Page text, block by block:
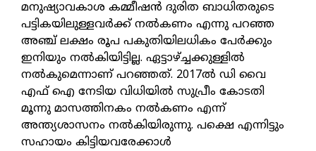
മനുഷ്യാവകാശ കമ്മീഷൻ ദുരിത ബാധിതരുടെ
പട്ടികയിലുള്ളവർക്ക് നൽകണം എന്നു പറഞ്ഞ
അഞ്ച് ലക്ഷം രൂപ പകുതിയിലധികം പേർക്കും
ഇനിയും നൽകിയിട്ടില്ല. ഏട്ടാഴ്ച്ചക്കുള്ളിൽ
നൽകുമെന്നാണ് പറഞ്ഞത്. 2017ൽ ഡി വൈ
എഫ് ഐ നേടിയ വിധിയിൽ സുപ്രീം കോടതി
മൂന്നു മാസത്തിനകം നൽകണം എന്ന്
അന്ത്യശാസനം നൽകിയിരുന്നു. പക്ഷെ എന്നിട്ടും
സഹായം കിട്ടിയവരേക്കാൾ